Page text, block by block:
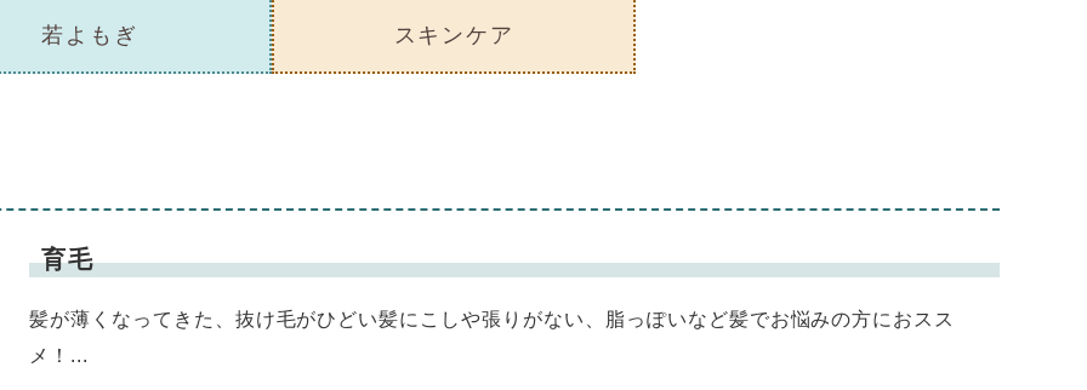
若よもぎ スキンケア
育毛
髪が薄くなってきた、抜け毛がひどい髪にこしや張りがない、脂っぽいなど髪でお悩みの方におスス
メ！...